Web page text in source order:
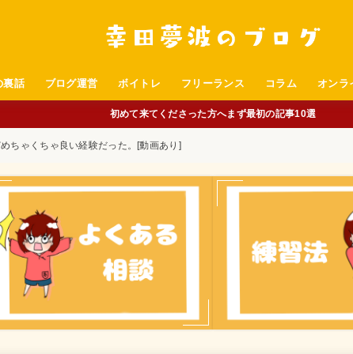
裏話 ブログ運営 ボイトレ フリーランス コラム オンラ
初めて来てくださった方へまず最初の記事10選
ちゃくちゃ良い経験だった。[動画あり]